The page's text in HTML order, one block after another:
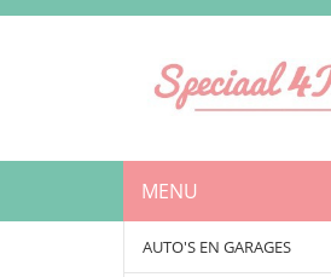
MENU
AUTO'S EN GARAGES